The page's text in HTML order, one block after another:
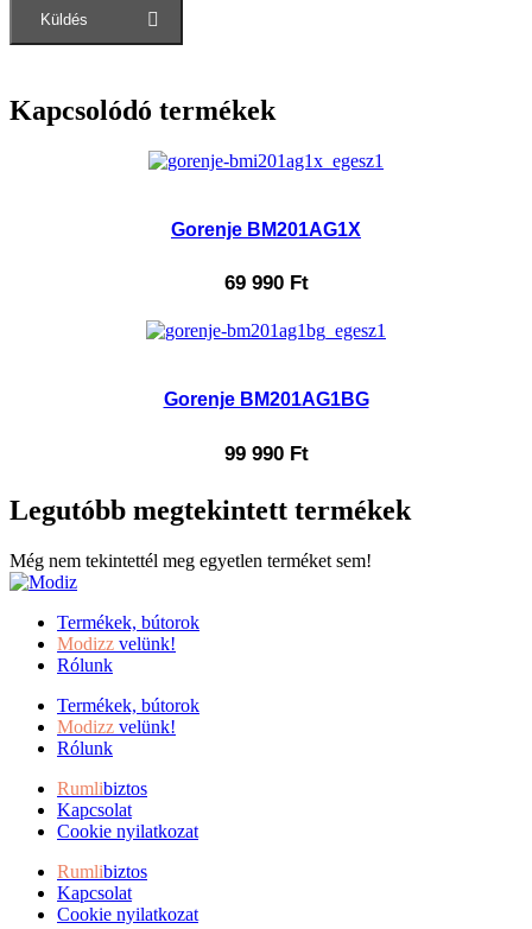
Kapcsolódó termékek
Gorenje BM201AG1X
69 990 Ft
Gorenje BM201AG1BG
99 990 Ft
Legutóbb megtekintett termékek
Még nem tekintettél meg egyetlen terméket sem!
Termékek, bútorok
Modizz velünk!
Rólunk
Termékek, bútorok
Modizz velünk!
Rólunk
Rumlibiztos
Kapcsolat
Cookie nyilatkozat
Rumlibiztos
Kapcsolat
Cookie nyilatkozat